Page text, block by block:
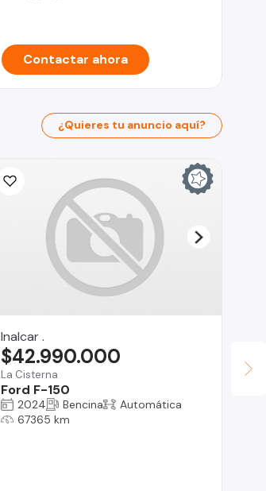
Contactar ahora
¿Quieres tu anuncio aquí?
Inalcar .
La Cisterna
Ford F-150
$42.990.000
2024 Bencina
Automática
67365 km